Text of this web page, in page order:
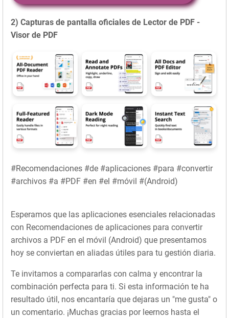
2) Capturas de pantalla oficiales de Lector de PDF -
Visor de PDF
#Recomendaciones #de #aplicaciones #para #convertir
#archivos #a #PDF #en #el #móvil #(Android)
Esperamos que las aplicaciones esenciales relacionadas
con Recomendaciones de aplicaciones para convertir
archivos a PDF en el móvil (Android) que presentamos
hoy se conviertan en aliadas útiles para tu gestión diaria.
Te invitamos a compararlas con calma y encontrar la
combinación perfecta para ti. Si esta información te ha
resultado útil, nos encantaría que dejaras un "me gusta" o
un comentario. ¡Muchas gracias por leernos hasta el